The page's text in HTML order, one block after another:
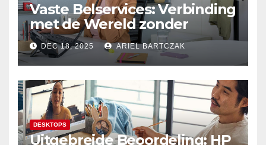
Vaste Belservices: Verbinding
met de Wereld zonder
Onderbrekingen – Alleen bij
Budget Internet
DEC 18, 2025 ARIEL BARTCZAK
DESKTOPS
Uitgebreide Beoordeling: HP